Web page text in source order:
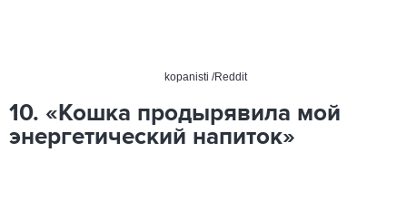
kopanisti /Reddit
10. «Кошка продырявила мой
энергетический напиток»